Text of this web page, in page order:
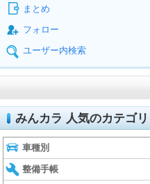
まとめ
フォロー
ユーザー内検索
みんカラ 人気のカテゴリ
車種別
整備手帳